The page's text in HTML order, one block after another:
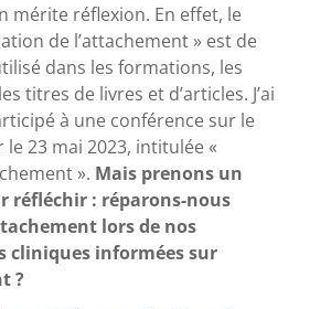
mérite réflexion. En effet, le
de l’attachement » est de
dans les formations, les
titres de livres et d’articles. J’ai
à une conférence sur le
le 23 mai 2023, intitulée «
». Mais prenons un
réfléchir : réparons-nous
lors de nos
cliniques informées sur
?